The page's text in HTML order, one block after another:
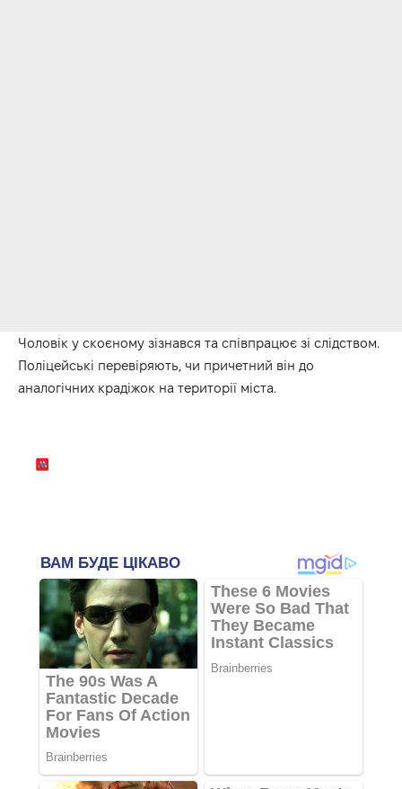
Чоловік у скоєному зізнався та співпрацює зі слідством.
Поліцейські перевіряють, чи причетний він до
аналогічних крадіжок на території міста.